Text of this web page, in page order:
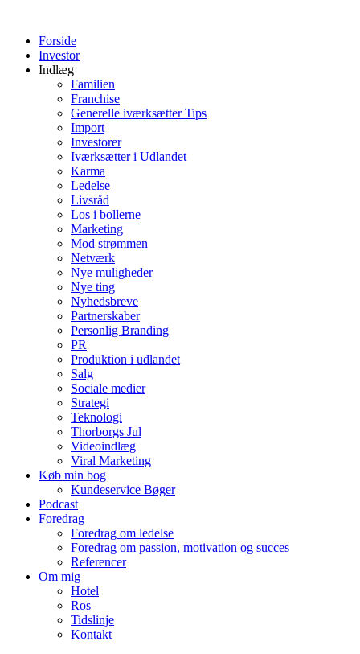
indholdForside
Investor
Indlæg
Familien
Franchise
Generelle iværksætter Tips
Import
Investorer
Iværksætter i Udlandet
Karma
Ledelse
Livsråd
Los i bollerne
Marketing
Mod strømmen
Netværk
Nye muligheder
Nye ting
Nyhedsbreve
Partnerskaber
Personlig Branding
PR
Produktion i udlandet
Salg
Sociale medier
Strategi
Teknologi
Thorborgs Jul
Videoindlæg
Viral Marketing
Køb min bog
Kundeservice Bøger
Podcast
Foredrag
Foredrag om ledelse
Foredrag om passion, motivation og succes
Referencer
Om mig
Hotel
Ros
Tidslinje
Kontakt